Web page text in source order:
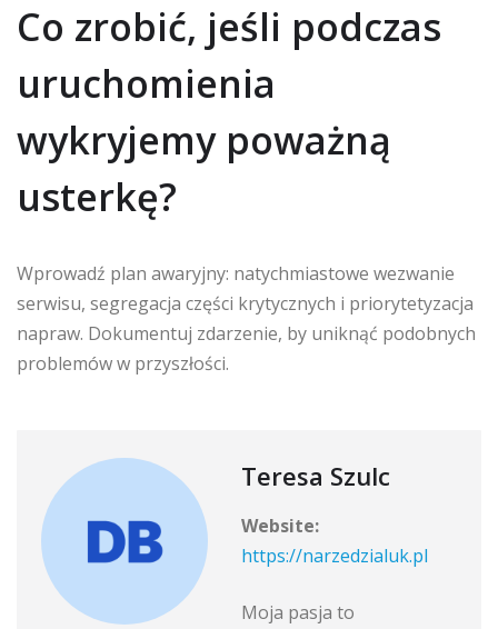
Co zrobić, jeśli podczas
uruchomienia
wykryjemy poważną
usterkę?
Wprowadź plan awaryjny: natychmiastowe wezwanie
serwisu, segregacja części krytycznych i priorytetyzacja
napraw. Dokumentuj zdarzenie, by uniknąć podobnych
problemów w przyszłości.
Teresa Szulc
Website:
https://narzedzialuk.pl
Moja pasja to